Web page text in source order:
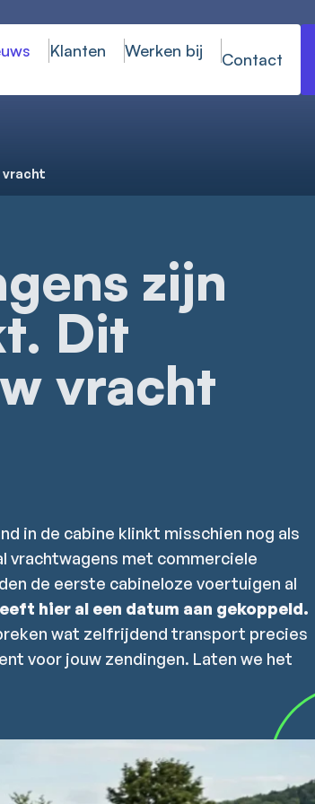
Klanten Werken bij Contact
vracht
zijn
Dit
vracht
in de cabine klinkt misschien nog als
vrachtwagens met commerciele
de eerste cabineloze voertuigen al
hier al een datum aan gekoppeld.
wat zelfrijdend transport precies
voor jouw zendingen. Laten we het